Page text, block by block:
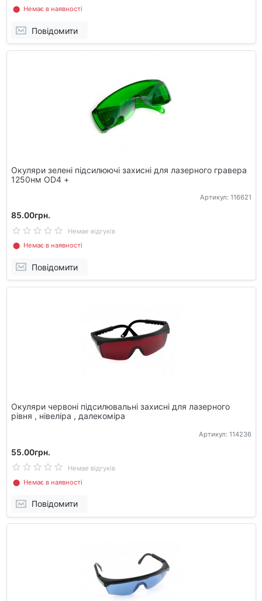
⬤ Немає в наявності
Повідомити
Окуляри зелені підсилюючі захисні для лазерного гравера
1250нм OD4 +
Артикул: 116621
85.00грн.
Немае відгуків
⬤ Немає в наявності
Повідомити
Окуляри червоні підсилювальні захисні для лазерного
рівня , нівеліра , далекоміра
Артикул: 114236
55.00грн.
Немае відгуків
⬤ Немає в наявності
Повідомити